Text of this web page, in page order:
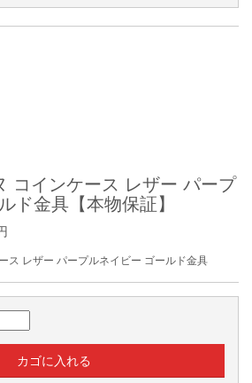
コインケース レザー パープ
ド金具【本物保証】
ス レザー パープルネイビー ゴールド金具